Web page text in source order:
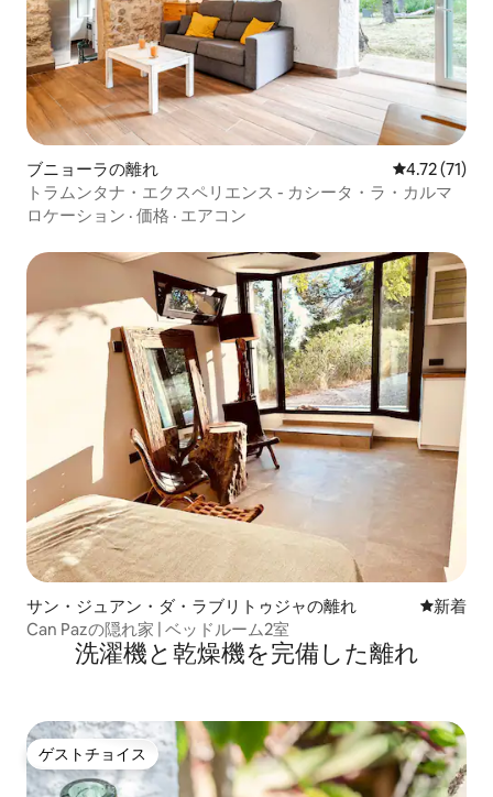
ブニョーラの離れ レビュー71
4.72 (71)
トラムンタナ・エクスペリエンス - カシータ・ラ・カルマ
ロケーション · 価格 · エアコン
サン・ジュアン・ダ・ラブリトゥジャの離れ 新しい宿
新着
Can Pazの隠れ家 | ベッドルーム2室
洗濯機と乾燥機を完備した離れ
ゲストチョイス
ゲストチョイス